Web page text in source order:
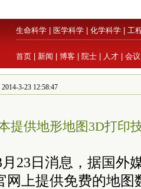
生命科学 医学科学 化学科学 工
首页 新闻 博客 院士 人才 会议
3-23 12:58:47
提供地形地图3D打印
月23日消息，据国外
网上提供免费的地图